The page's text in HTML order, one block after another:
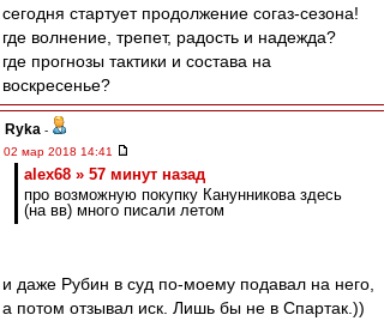
сегодня стартует продолжение согаз-сезона!
где волнение, трепет, радость и надежда?
где прогнозы тактики и состава на
воскресенье?
Ryka -
02 мар 2018 14:41
alex68 » 57 минут назад
про возможную покупку Канунникова здесь
(на вв) много писали летом
и даже Рубин в суд по-моему подавал на него,
а потом отзывал иск. Лишь бы не в Спартак.))